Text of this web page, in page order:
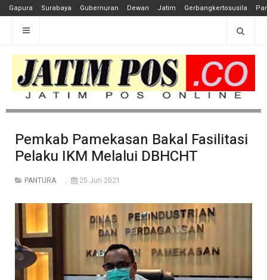
Gapura Surabaya Gubernuran Dewan Jatim Gerbangkertosusila
Pemkab Pamekasan Bakal Fasilitasi
Pelaku IKM Melalui DBHCHT
PANTURA 25 Jun 2021